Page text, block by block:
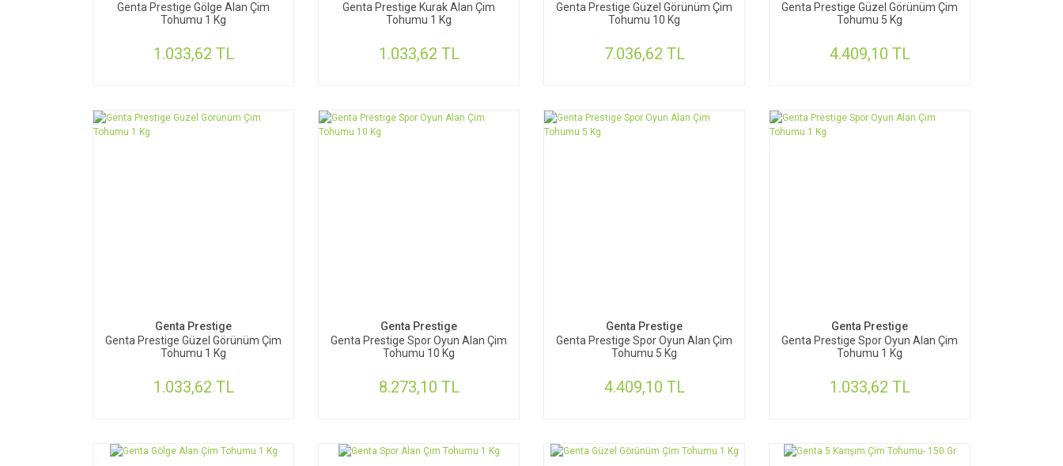
Genta Prestige Gölge Alan Çim
Tohumu 1 Kg
1.033,62 TL
Genta Prestige Kurak Alan Çim
Tohumu 1 Kg
1.033,62 TL
Genta Prestige Güzel Görünüm Çim
Tohumu 10 Kg
7.036,62 TL
Genta Prestige Güzel Görünüm Çim
Tohumu 5 Kg
4.409,10 TL
Genta Prestige
Genta Prestige Güzel Görünüm Çim
Tohumu 1 Kg
1.033,62 TL
Genta Prestige
Genta Prestige Spor Oyun Alan Çim
Tohumu 10 Kg
8.273,10 TL
Genta Prestige
Genta Prestige Spor Oyun Alan Çim
Tohumu 5 Kg
4.409,10 TL
Genta Prestige
Genta Prestige Spor Oyun Alan Çim
Tohumu 1 Kg
1.033,62 TL